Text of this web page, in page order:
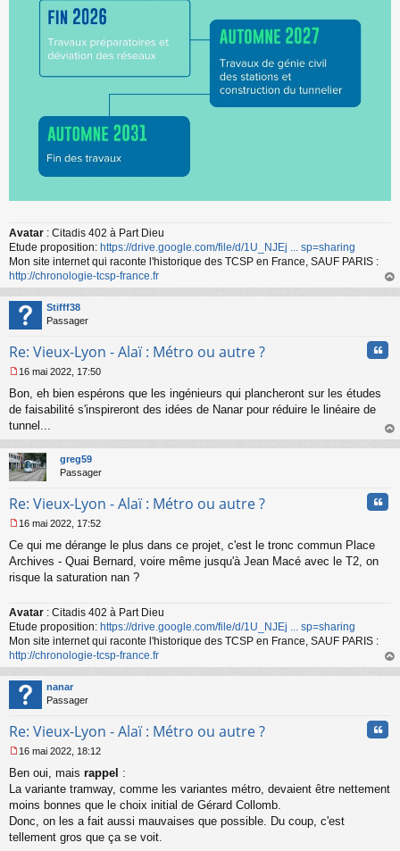
Avatar : Citadis 402 à Part Dieu
Etude proposition: https://drive.google.com/file/d/1U_NJEj ... sp=sharing
Mon site internet qui raconte l'historique des TCSP en France, SAUF PARIS :
http://chronologie-tcsp-france.fr
au
Stifff38
Passager
Re: Vieux-Lyon - Alaï : Métro ou autre ?
e
s
s
g
e
n
n
u
16 mai 2022, 17:50
Bon, eh bien espérons que les ingénieurs qui plancheront sur les études
de faisabilité s'inspireront des idées de Nanar pour réduire le linéaire de
tunnel...
au
greg59
Passager
Re: Vieux-Lyon - Alaï : Métro ou autre ?
e
s
s
e
n
o
n
l
u
16 mai 2022, 17:52
Ce qui me dérange le plus dans ce projet, c'est le tronc commun Place
Archives - Quai Bernard, voire même jusqu'à Jean Macé avec le T2, on
risque la saturation nan ?
Avatar : Citadis 402 à Part Dieu
Etude proposition: https://drive.google.com/file/d/1U_NJEj ... sp=sharing
Mon site internet qui raconte l'historique des TCSP en France, SAUF PARIS :
http://chronologie-tcsp-france.fr
au
nanar
Passager
Re: Vieux-Lyon - Alaï : Métro ou autre ?
e
s
s
g
e
16 mai 2022, 18:12
Ben oui, mais rappel :
La variante tramway, comme les variantes métro, devaient être nettement
moins bonnes que le choix initial de Gérard Collomb.
Donc, on les a fait aussi mauvaises que possible. Du coup, c'est
tellement gros que ça se voit.